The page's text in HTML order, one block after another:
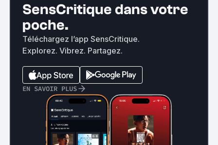
SensCritique dans votre
poche.
Téléchargez l’app SensCritique.
Explorez. Vibrez. Partagez.
EN SAVOIR PLUS